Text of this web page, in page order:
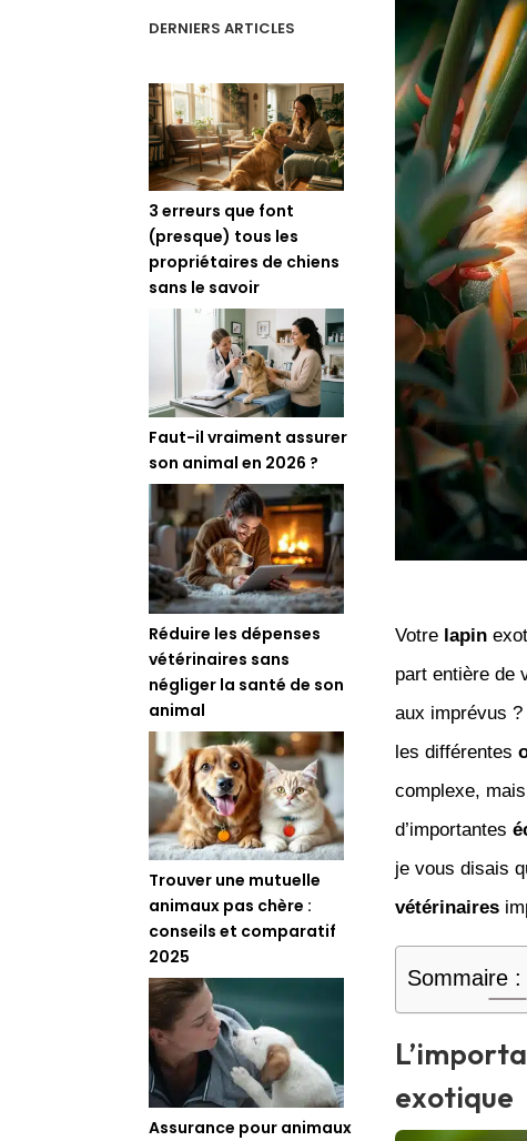
DERNIERS ARTICLES
3 erreurs que font
(presque) tous les
propriétaires de chiens
sans le savoir
Faut-il vraiment assurer
son animal en 2026 ?
Réduire les dépenses
vétérinaires sans
négliger la santé de son
animal
Trouver une mutuelle
animaux pas chère :
conseils et comparatif
2025
Assurance pour animaux
Votre lapin
part entière de
aux imprévus
les différentes
complexe,
d’importantes
je vous disais
vétérinaires
Sommaire :
exotique